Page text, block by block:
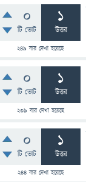
0
টি ভোট
1
উত্তর
249 বার দেখা হয়েছে
0
টি ভোট
1
উত্তর
239 বার দেখা হয়েছে
0
টি ভোট
1
উত্তর
244বার দেখা হয়েছে